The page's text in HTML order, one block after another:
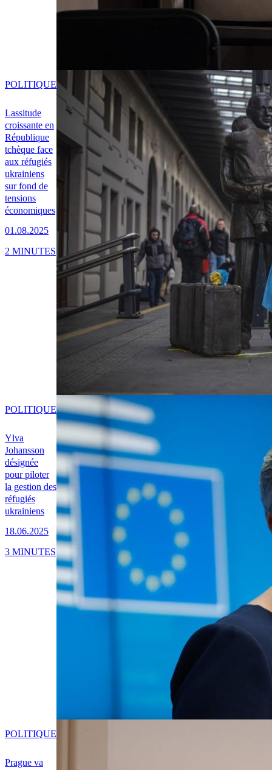
Lassitude
croissante en
République
tchèque face
aux réfugiés
ukrainiens
sur fond de
tensions
économiques
01.08.2025
POLITIQUE
2 MINUTES
Ylva
Johansson
désignée
pour piloter
la gestion des
réfugiés
ukrainiens
18.06.2025
POLITIQUE
3 MINUTES
Prague va
POLITIQUE